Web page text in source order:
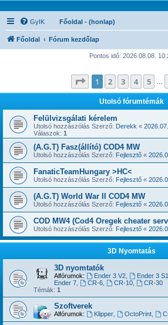
GyIK Főoldal - (honlap)
Főoldal Fórum kezdőlap
Pontos idő: 2026.08.08.
Oldal:1 10
1 2 3 4 5
Utolsó fórumtémák
Felülvizsgálati kérelem
Utolsó hozzászólás Szerző: Derekk «
Válaszok: 1
(A.G.T) Fasz(állító) COD4 MW
Utolsó hozzászólás Szerző: Fejlesztő «
FanaticTeamHungary >HC<
Utolsó hozzászólás Szerző: Fejlesztő «
(A.G.T) World War II COD4 MW
Utolsó hozzászólás Szerző: Fejlesztő «
COD MW4 (Cod4 Oregek cheater
Utolsó hozzászólás Szerző: Fejlesztő «
3D Nyomtatás
3D nyomtatók
Alfórumok: Ender 3 V2, Ender 3 S1
Ender 7
CR-6, CR-10,
CR-30
Témák: 1
Szoftverek
Alfórumok: Klipper, OctoPrint,